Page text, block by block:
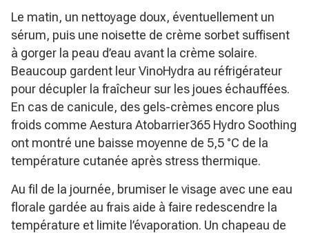
Le matin, un nettoyage doux, éventuellement un
sérum, puis une noisette de crème sorbet suffisent
à gorger la peau d’eau avant la crème solaire.
Beaucoup gardent leur VinoHydra au réfrigérateur
pour décupler la fraîcheur sur les joues échauffées.
En cas de canicule, des gels-crèmes encore plus
froids comme Aestura Atobarrier365 Hydro Soothing
ont montré une baisse moyenne de 5,5 °C de la
température cutanée après stress thermique.
Au fil de la journée, brumiser le visage avec une eau
florale gardée au frais aide à faire redescendre la
température et limite l’évaporation. Un chapeau de